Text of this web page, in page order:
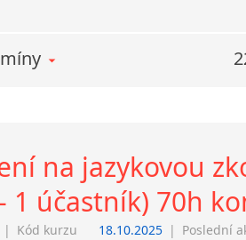
na jazykovou
1 účastník) 70h
| Kód kurzu 18.10.2025 | Poslední